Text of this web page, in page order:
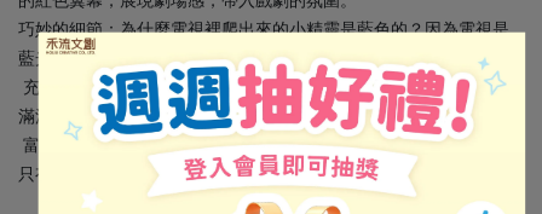
巧妙的細節：為什麼電視裡爬出來的小精靈是藍色的？因為電視是
藍光！
充滿張力的插圖：小精靈從電視裡爬出來的時候，背景隱約出現了
滿滿的蝙蝠，塑造出詭譎、奇幻的氛圍。
富含寓意的暗示：看完故事之後，家長可以陪孩子想想看，為什麼
只有猴小寶（猴小妹）的衣服上有滿滿的香蕉呢？